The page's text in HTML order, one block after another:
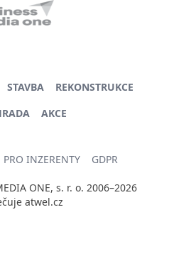
STAVBA
REKONSTRUKCE
AKCE
PRO INZERENTY GDPR
ONE, s. r. o. 2006–2026